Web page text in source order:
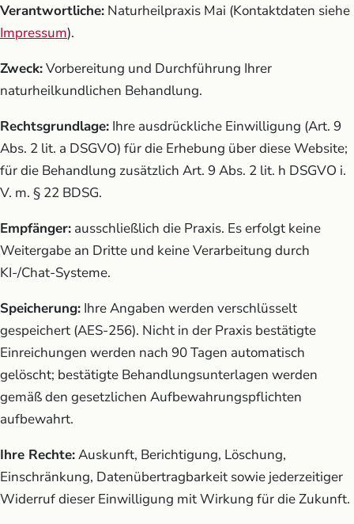
Verantwortliche: Naturheilpraxis Mai (Kontaktdaten siehe
Impressum).
Zweck:Vorbereitung und Durchführung Ihrer
naturheilkundlichen Behandlung.
Rechtsgrundlage: Ihre ausdrückliche Einwilligung (Art. 9
Abs. 2 lit. a DSGVO) für die Erhebung über diese Website;
für die Behandlung zusätzlich Art. 9 Abs. 2 lit. h DSGVO i.
V. m. § 22 BDSG.
Empfänger: ausschließlich die Praxis. Es erfolgt keine
Weitergabe an Dritte und keine Verarbeitung durch
KI-/Chat-Systeme.
Speicherung: Ihre Angaben werden verschlüsselt
gespeichert (AES-256). Nicht in der Praxis bestätigte
Einreichungen werden nach 90 Tagen automatisch
gelöscht; bestätigte Behandlungsunterlagen werden
gemäß den gesetzlichen Aufbewahrungspflichten
aufbewahrt.
Ihre Rechte:Auskunft, Berichtigung, Löschung,
Einschränkung, Datenübertragbarkeit sowie jederzeitiger
Widerruf dieser Einwilligung mit Wirkung für die Zukunft.